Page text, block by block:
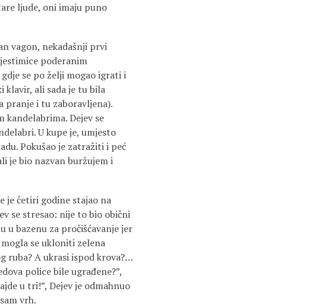
ljude, oni imaju puno
vagon, nekadašnji prvi
poderanim
se po želji mogao igrati i
klavir, ali sada je tu bila
pranje i tu zaboravljena).
Dejev se
U kupe je, umjesto
Pokušao je zatražiti i peć
je bio nazvan buržujem i
je četiri godine stajao na
se stresao: nije to bio obični
u bazenu za pročišćavanje jer
se ukloniti zelena
ruba? A ukrasi ispod krova?…
police bile ugrađene?”,
u tri!”, Dejev je odmahnuo
vrh.